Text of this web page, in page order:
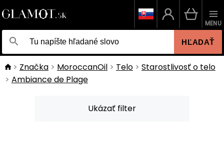
HĽADAŤ
MENU
Značka MoroccanOil Telo
Starostlivosť o telo
Ambiance de Plage
Ukázať filter